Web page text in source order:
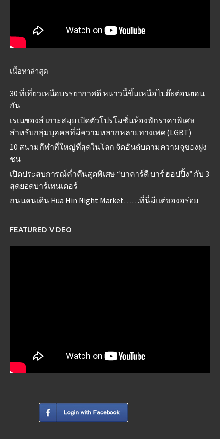
เนื้อหาล่าสุด
30 ที่เที่ยวเหนือบรรยากาศดี หนาวนี้ขึ้นเหนือไปต๊ะต่อนยอน
กัน
เรเนซองส์ เกาะสมุย เปิดตัวโปรโมชั่นห้องพักราคาพิเศษ
สำหรับกลุ่มบุคคลที่มีความหลากหลายทางเพศ (LGBT)
10 สนามกีฬาที่ใหญ่ที่สุดในโลก จัดอันดับตามความจุของฝูง
ชน
เปิดประสบการณ์ค่ำคืนสุดพิเศษ “บาคาร์ดี บาร์ ฮอปปิ้ง” กับ 3
สุดยอดบาร์เทนเดอร์
ถนนคนเดิน Hua Hin Night Market……ที่นี่มีแต่ของอร่อย
FEATURED VIDEO